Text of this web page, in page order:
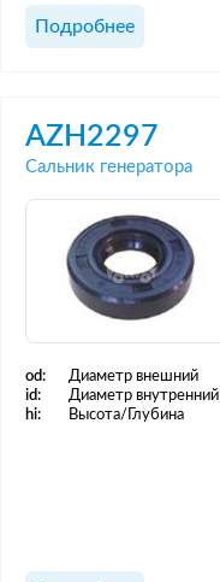
Подробнее
AZH2297
Сальник генератора
od: Диаметр внешний
id:
Диаметр внутренний
hi:
Высота/Глубина